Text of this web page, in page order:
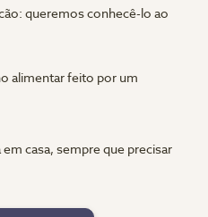
queremos conhecê-lo ao
alimentar feito por um
em casa, sempre que precisar